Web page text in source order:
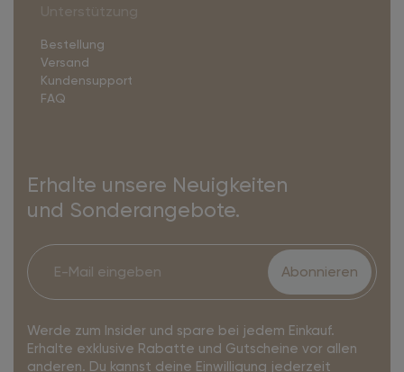
Bestellung
Versand
Kundensupport
FAQ
Erhalte unsere Neuigkeiten
und Sonderangebote.
Abonnieren
Werde zum Insider und spare bei jedem Einkauf.
Erhalte exklusive Rabatte und Gutscheine vor allen
anderen. Du kannst deine Einwilligung jederzeit